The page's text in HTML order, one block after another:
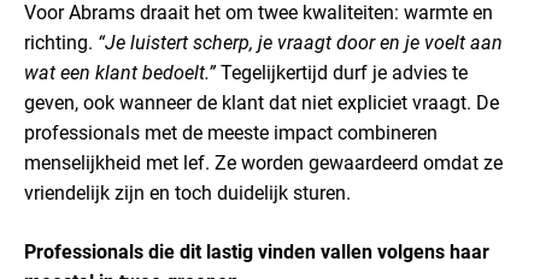
Voor Abrams draait het om twee kwaliteiten: warmte en
richting. “Je luistert scherp, je vraagt door en je voelt aan
wat een klant bedoelt.”Tegelijkertijd durf je advies te
geven, ook wanneer de klant dat niet expliciet vraagt. De
professionals met de meeste impact combineren
menselijkheid met lef. Ze worden gewaardeerd omdat ze
vriendelijk zijn en toch duidelijk sturen.
Professionals die dit lastig vinden vallen volgens haar